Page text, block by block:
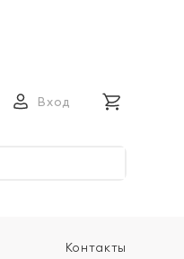
Вход
Контакты